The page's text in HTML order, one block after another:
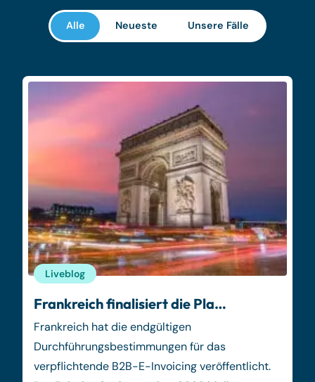
Alle Neueste Unsere Fälle
Frankreich finalisiert die Pla…
Frankreich hat die endgültigen
Durchführungsbestimmungen für das
verpflichtende B2B-E-Invoicing veröffentlicht.
Liveblog